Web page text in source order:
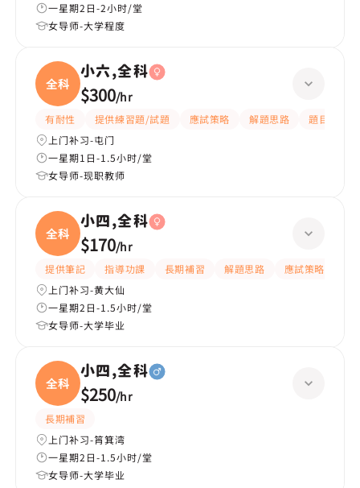
一星期2日-2小时/堂
女导师-大学程度
全科
小六,全科
$300/hr
有耐性 提供練習題/試題 應試策略 解題思路
題目講解
上门补习-屯门
一星期1日-1.5小时/堂
女导师-现职教师
全科
小四,全科
$170/hr
提供筆記 指導功課 長期補習 解題思路 應試策略
上门补习-黄大仙
一星期2日-1.5小时/堂
女导师-大学毕业
全科
小四,全科
$250/hr
長期補習
上门补习-筲箕湾
一星期2日-1.5小时/堂
女导师-大学毕业